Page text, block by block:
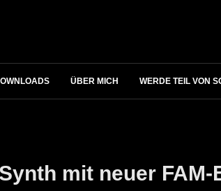
ÜBER MICH WERDE TEIL VON
mit neuer FAM-